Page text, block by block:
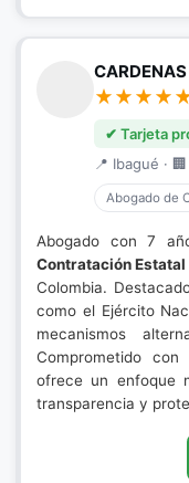
CARDENAS
✔ Tarjeta
📍 Ibagué ·
Abogado de
Abogado con 7
Contratación Estatal
Colombia.
como el Ejército
mecanismos
Comprometido
ofrece un enfoque
transparencia y